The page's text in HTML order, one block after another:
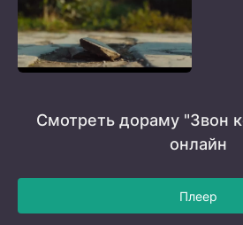
Смотреть дораму "Звон
онлайн
Плеер